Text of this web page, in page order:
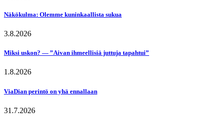
Näkökulma: Olemme kuninkaallista sukua
3.8.2026
Miksi uskon? — ”Aivan ihmeellisiä juttuja tapahtui”
1.8.2026
ViaDian perintö on yhä ennallaan
31.7.2026